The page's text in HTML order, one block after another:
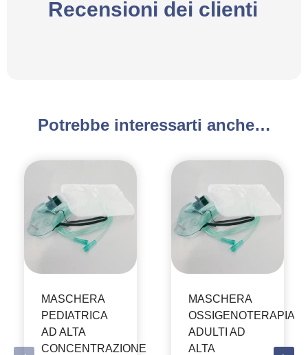
Recensioni dei clienti
Potrebbe interessarti anche…
MASCHERA
PEDIATRICA
AD ALTA
CONCENTRAZIONE
MASCHERA
OSSIGENOTERAPIA
ADULTI AD
ALTA